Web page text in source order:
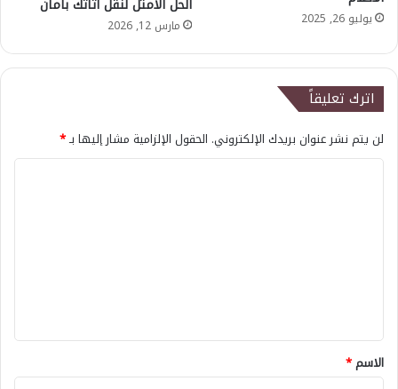
يوليو 26, 2025 مارس 12, 2026
اترك تعليقاً
لن يتم نشر عنوان بريدك الإلكتروني. الحقول الإلزامية مشار إليها بـ*
*
الاسم*